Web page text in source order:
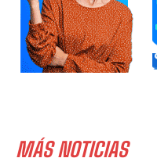
MÁS NOTICIAS